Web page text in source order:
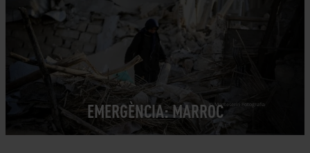
EMERGÈNCIA: MARROC© Monteserín Fotografia